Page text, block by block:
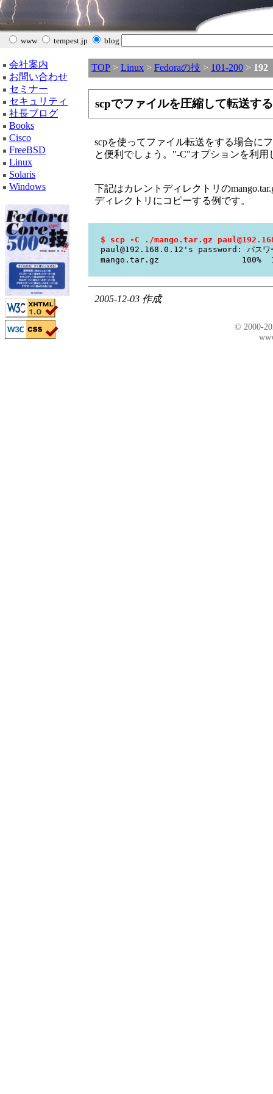
www tempest.jp blog
会社案内
お問い合わせ
セミナー
セキュリティ
社長ブログ
Books
Cisco
FreeBSD
Linux
Solaris
Windows
TOP > Linux > Fedoraの技 > 101-200 > 192
scpでファイルを圧縮して転送す
scpを使ってファイル転送をする場合に
と便利でしょう。"-C"オプションを利用
下記はカレントディレクトリの
ディレクトリにコピーする例です。
$ scp -C ./mango.tar.gz
paul@192.168.0.12's password: パスワ
mango.tar.gz 100%
2005-12-03 作成
© 2000-